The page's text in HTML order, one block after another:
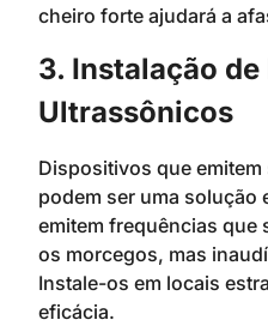
cheiro forte ajudará a
3. Instalação
Ultrassônicos
Dispositivos que
podem ser uma solução
emitem frequências que
os morcegos, mas
Instale-os em locais
eficácia.